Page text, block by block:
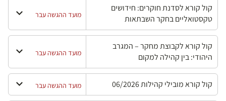
קול קורא לסדנת חוקרים: חידושים
טקסטואליים בחקר השבתאות
מועד ההגשה עבר
קול קורא לקבוצת מחקר – המגרב
היהודי: בין קהילה למקום
מועד ההגשה עבר
קול קורא מובילי קהילות 06/2026 מועד ההגשה עבר